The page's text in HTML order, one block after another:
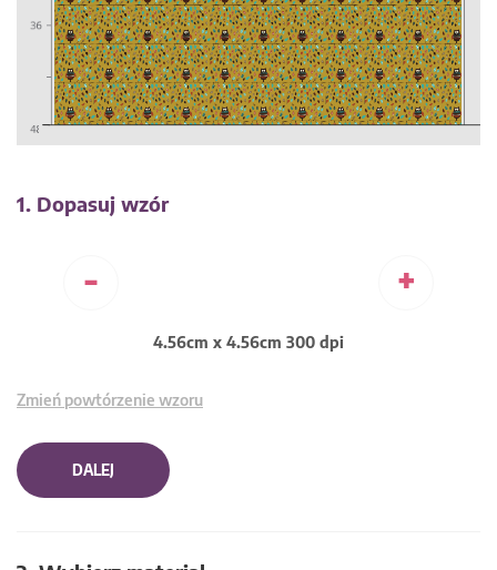
1. Dopasuj wzór
- +
4.56cm x 4.56cm 300 dpi
Zmień powtórzenie wzoru
DALEJ